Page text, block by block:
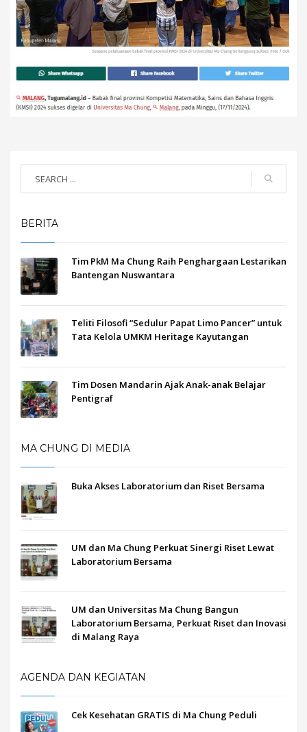
BERITA
Tim PkM Ma Chung Raih Penghargaan Lestarikan
Bantengan Nuswantara
Teliti Filosofi “Sedulur Papat Limo Pancer” untuk
Tata Kelola UMKM Heritage Kayutangan
Tim Dosen Mandarin Ajak Anak-anak Belajar
Pentigraf
MA CHUNG DI MEDIA
Buka Akses Laboratorium dan Riset Bersama
UM dan Ma Chung Perkuat Sinergi Riset Lewat
Laboratorium Bersama
UM dan Universitas Ma Chung Bangun
Laboratorium Bersama, Perkuat Riset dan Inovasi
di Malang Raya
AGENDA DAN KEGIATAN
Cek Kesehatan GRATIS di Ma Chung Peduli